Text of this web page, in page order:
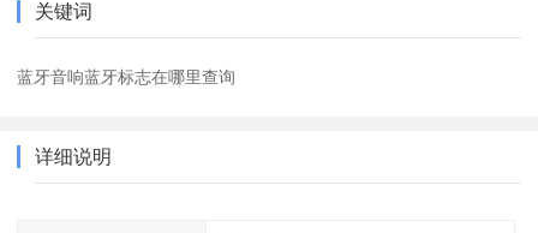
关键词
蓝牙音响蓝牙标志在哪里查询
详细说明